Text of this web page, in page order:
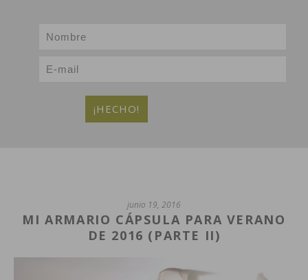
junio 19, 2016
MI ARMARIO CÁPSULA PARA VERANO
DE 2016 (PARTE II)